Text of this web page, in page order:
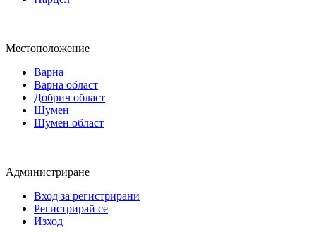
Местоположение
Варна
Варна област
Добрич област
Шумен
Шумен област
Администриране
Вход за регистрирани
Регистрирай се
Изход